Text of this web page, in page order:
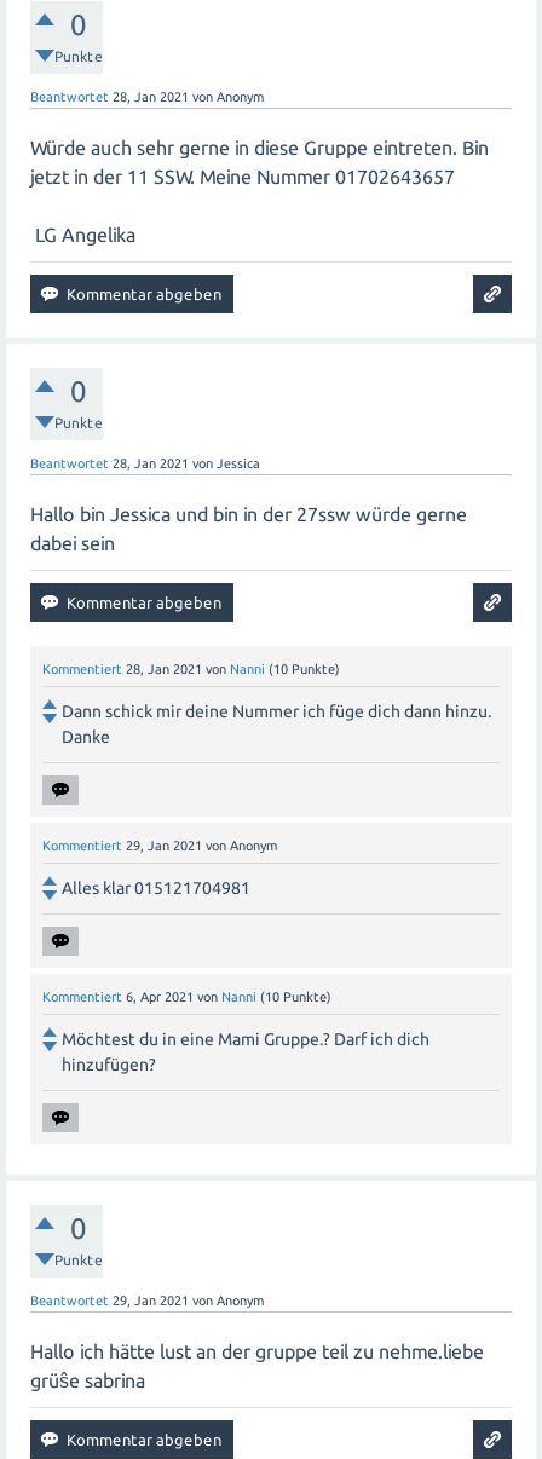
0
Punkte
Beantwortet 28, Jan 2021 von Anonym
Würde auch sehr gerne in diese Gruppe eintreten. Bin
jetzt in der 11 SSW. Meine Nummer 01702643657
LG Angelika
0
Punkte
Beantwortet 28, Jan 2021 von Jessica
Hallo bin Jessica und bin in der 27ssw würde gerne
dabei sein
Kommentiert 28, Jan 2021 von Nanni (10 Punkte)
Dann schick mir deine Nummer ich füge dich dann hinzu.
Danke
Kommentiert 29, Jan 2021 von Anonym
Alles klar 015121704981
Kommentiert 6, Apr 2021 von Nanni (10 Punkte)
Möchtest du in eine Mami Gruppe.? Darf ich dich
hinzufügen?
0
Punkte
Beantwortet 29, Jan 2021 von Anonym
Hallo ich hätte lust an der gruppe teil zu nehme.liebe
grüŝe sabrina